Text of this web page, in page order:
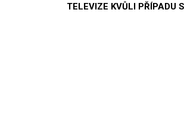
TELEVIZE KVŮLI PŘÍPADU